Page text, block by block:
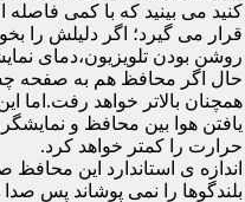
کنید می بینید که با کمی فاصله
قرار می گیرد؛ اگر دلیلش را
روشن بودن تلویزیون،دمای
حال اگر محافظ هم به صفحه
همچنان بالاتر خواهد رفت.اما
یافتن هوا بین محافظ و
حرارت را کمتر خواهد کرد.
اندازه ی استاندارد این
بلندگوها را نمی پوشاند پس